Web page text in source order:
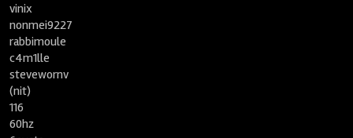
vinix
nonmei9227
rabbimoule
c4m1lle
stevewornv
(nit)
116
60hz